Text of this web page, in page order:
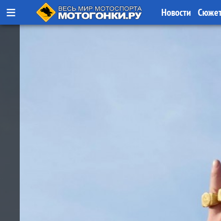
≡ Новости